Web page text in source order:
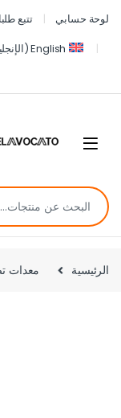
لوحة حسابي تتبع
English
(
الرئيسية معدات